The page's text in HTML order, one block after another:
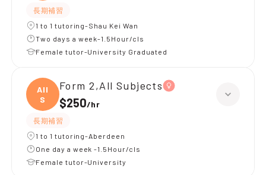
長期補習
1 to 1 tutoring-Shau Kei Wan
Two days a week-1.5Hour/cls
Female tutor-University Graduated
All
S
Form 2,All Subjects
$250/hr
長期補習
1 to 1 tutoring-Aberdeen
One day a week -1.5Hour/cls
Female tutor-University